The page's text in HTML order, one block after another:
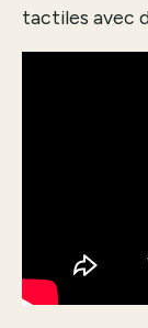
tactiles avec